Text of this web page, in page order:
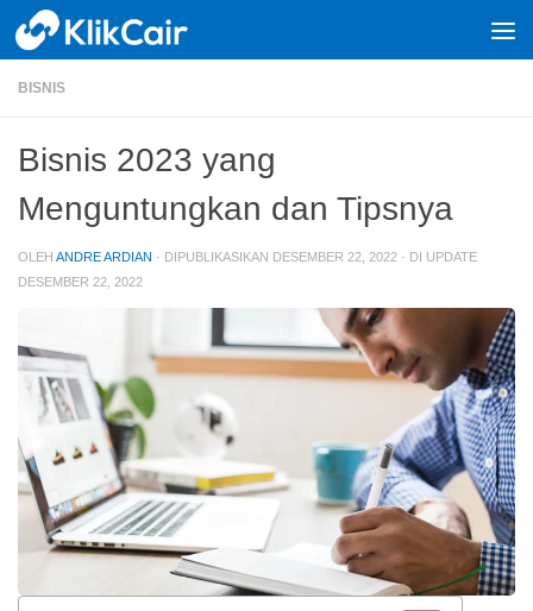
Skip to content
BISNIS
Bisnis 2023 yang
Menguntungkan dan Tipsnya
OLEH ANDRE ARDIAN · DIPUBLIKASIKAN DESEMBER 22, 2022 · DI UPDATE
DESEMBER 22, 2022